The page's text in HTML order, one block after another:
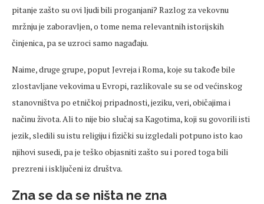
pitanje zašto su ovi ljudi bili proganjani? Razlog za vekovnu
mržnju je zaboravljen, o tome nema relevantnih istorijskih
činjenica, pa se uzroci samo nagađaju.
Naime, druge grupe, poput Jevreja i Roma, koje su takođe bile
zlostavljane vekovima u Evropi, razlikovale su se od većinskog
stanovništva po etničkoj pripadnosti, jeziku, veri, običajima i
načinu života. Ali to nije bio slučaj sa Kagotima, koji su govorili isti
jezik, sledili su istu religiju i fizički su izgledali potpuno isto kao
njihovi susedi, pa je teško objasniti zašto su i pored toga bili
prezreni i isključeni iz društva.
Zna se da se ništa ne zna